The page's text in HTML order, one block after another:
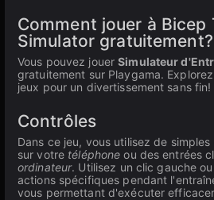
Comment jouer à Bicep
Simulator gratuitement?
Vous pouvez jouerSimulateur
gratuitement sur Playgama.
jeux pour un divertissement sans fin!
Contrôles
Dans ce jeu, vous utilisez de
sur votre téléphone ou des entrées
ordinateur. Utilisez un clic gauche
actions spécifiques pendant
vous permettant d'exécuter